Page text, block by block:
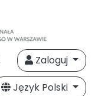
Zaloguj
Język Polski